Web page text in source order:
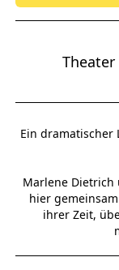
Ein dramatischer
Marlene Dietrich
hier
ihrer Zeit,